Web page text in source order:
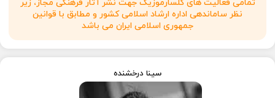
تمامی فعالیت های گلسارموزیک جهت نشر آثار فرهنگی مجاز، زیر
نظر ساماندهی اداره ارشاد اسلامی کشور و مطابق با قوانین
جمهوری اسلامی ایران می باشد
سینا درخشنده